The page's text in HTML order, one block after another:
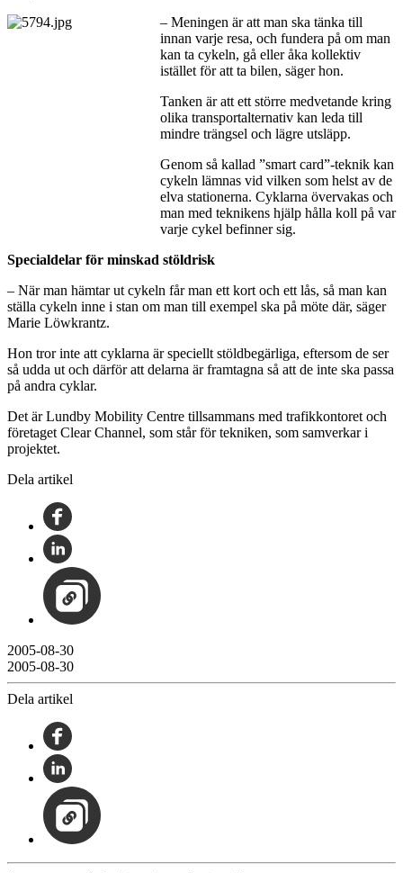
– Meningen är att man ska tänka till
innan varje resa, och fundera på om man
kan ta cykeln, gå eller åka kollektiv
istället för att ta bilen, säger hon.
Tanken är att ett större medvetande kring
olika transportalternativ kan leda till
mindre trängsel och lägre utsläpp.
Genom så kallad ”smart card”-teknik kan
cykeln lämnas vid vilken som helst av de
elva stationerna. Cyklarna övervakas och
man med teknikens hjälp hålla koll på var
varje cykel befinner sig.
Specialdelar för minskad stöldrisk
– När man hämtar ut cykeln får man ett kort och ett lås, så man kan
ställa cykeln inne i stan om man till exempel ska på möte där, säger
Marie Löwkrantz.
Hon tror inte att cyklarna är speciellt stöldbegärliga, eftersom de ser
så udda ut och därför att delarna är framtagna så att de inte ska passa
på andra cyklar.
Det är Lundby Mobility Centre tillsammans med trafikkontoret och
företaget Clear Channel, som står för tekniken, som samverkar i
projektet.
Dela artikel
2005-08-30
2005-08-30
Dela artikel